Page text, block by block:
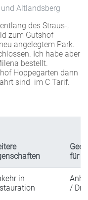
und Altlandsberg
des Straus-,
zum Gutshof
angelegtem Park.
Ich habe aber
bestellt.
Hoppegarten dann
sind im C Tarif.
für
in
/